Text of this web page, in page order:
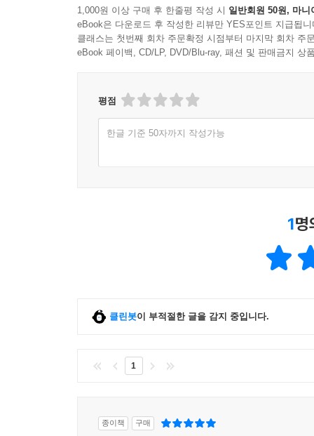
1,000원 이상 구매 후 한줄평 작성 시 일반회원 50원, 마니
eBook은 다운로드 후 작성한 리뷰만 YES포인트 지급됩니
클래스는 첫번째 회차 주문확정 시점부터 마지막 회차 주
eBook 페이백, CD/LP, DVD/Blu-ray, 패션 및 판매금지 상
평점
한글 기준 50자까지 작성가능
1명
클린봇이 부적절한 글을 감지 중입니다.
1
종이책 구매